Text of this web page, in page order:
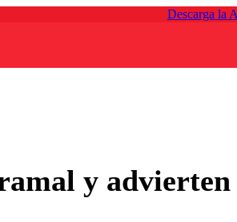
Descarga la
y